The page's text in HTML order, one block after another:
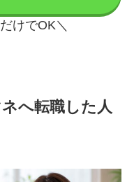
けでOK＼
へ転職した人